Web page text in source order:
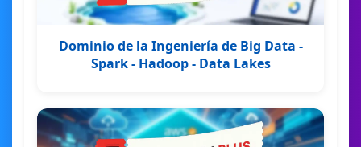
Dominio de la Ingeniería de Big Data -
Spark - Hadoop - Data Lakes